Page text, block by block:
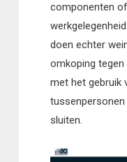
componenten
doen echter
omkoping tegen
met het gebruik
sluiten.